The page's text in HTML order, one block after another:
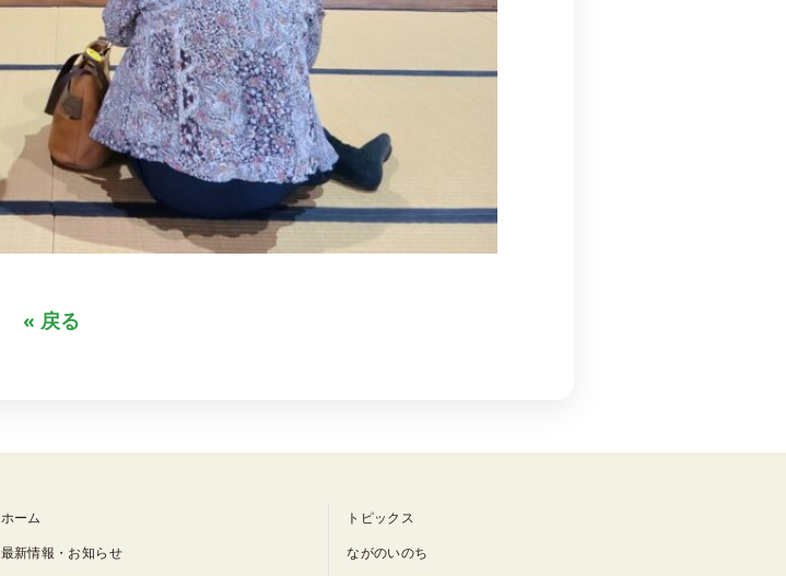
« 戻る
ホーム
最新情報・お知らせ
トピックス
ながのいのち